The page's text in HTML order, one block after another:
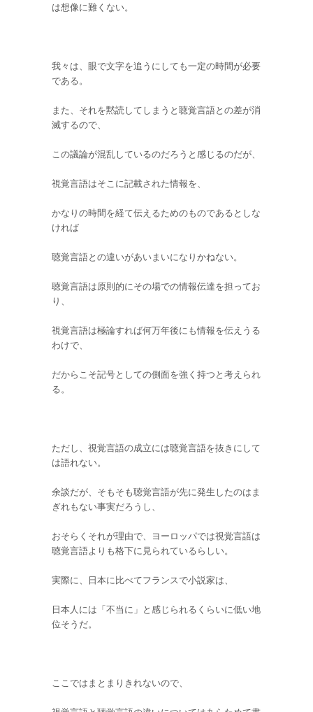
は想像に難くない。
我々は、眼で文字を追うにしても一定の時間が必要
である。
また、それを黙読してしまうと聴覚言語との差が消
滅するので、
この議論が混乱しているのだろうと感じるのだが、
視覚言語はそこに記載された情報を、
かなりの時間を経て伝えるためのものであるとしな
ければ
聴覚言語との違いがあいまいになりかねない。
聴覚言語は原則的にその場での情報伝達を担ってお
り、
視覚言語は極論すれば何万年後にも情報を伝えうる
わけで、
だからこそ記号としての側面を強く持つと考えられ
る。
ただし、視覚言語の成立には聴覚言語を抜きにして
は語れない。
余談だが、そもそも聴覚言語が先に発生したのはま
ぎれもない事実だろうし、
おそらくそれが理由で、ヨーロッパでは視覚言語は
聴覚言語よりも格下に見られているらしい。
実際に、日本に比べてフランスで小説家は、
日本人には「不当に」と感じられるくらいに低い地
位そうだ。
ここではまとまりきれないので、